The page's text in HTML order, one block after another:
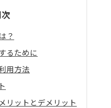
次
？
るために
用方法
リットとデメリット